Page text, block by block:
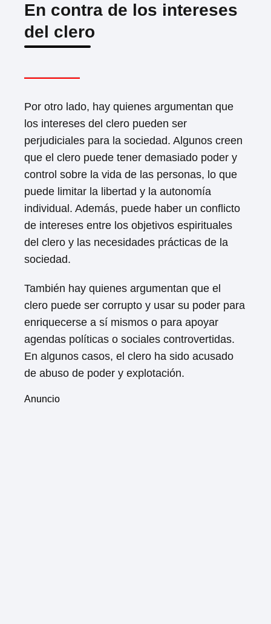
En contra de los intereses
del clero
Por otro lado, hay quienes argumentan que
los intereses del clero pueden ser
perjudiciales para la sociedad. Algunos creen
que el clero puede tener demasiado poder y
control sobre la vida de las personas, lo que
puede limitar la libertad y la autonomía
individual. Además, puede haber un conflicto
de intereses entre los objetivos espirituales
del clero y las necesidades prácticas de la
sociedad.
También hay quienes argumentan que el
clero puede ser corrupto y usar su poder para
enriquecerse a sí mismos o para apoyar
agendas políticas o sociales controvertidas.
En algunos casos, el clero ha sido acusado
de abuso de poder y explotación.
Anuncio